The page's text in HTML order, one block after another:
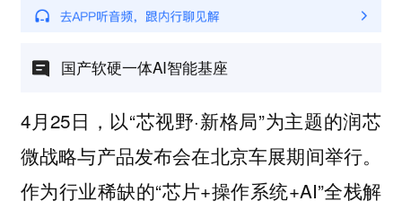
国产软硬一体AI智能基座
4月25日，以“芯视野·新格局”为主题的润芯
微战略与产品发布会在北京车展期间举行。
作为行业稀缺的“芯片+操作系统+AI”全栈解